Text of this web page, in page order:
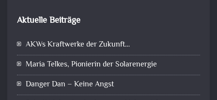
Aktuelle Beiträge
AKWs Kraftwerke der Zukunft…
Maria Telkes, Pionierin der Solarenergie
Danger Dan – Keine Angst